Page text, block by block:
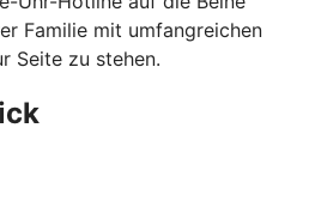
Familie mit umfangreichen
Seite zu stehen.